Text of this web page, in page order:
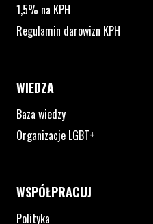
1,5% na KPH
Regulamin darowizn KPH
WIEDZA
Baza wiedzy
Organizacje LGBT+
WSPÓŁPRACUJ
Polityka